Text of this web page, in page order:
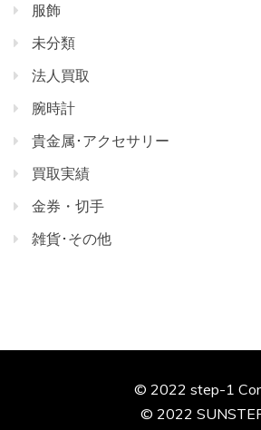
服飾
未分類
法人買取
腕時計
貴金属･アクセサリー
買取実績
金券・切手
雑貨･その他
© 2022 step-1
© 2022